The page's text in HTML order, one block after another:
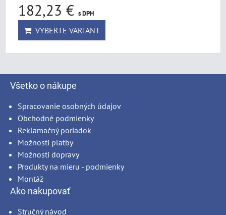
182,23 € s DPH
VYBERTE VARIANT
Všetko o nákupe
Spracovanie osobných údajov
Obchodné podmienky
Reklamačný poriadok
Možnosti platby
Možnosti dopravy
Produkty na mieru - podmienky
Montáž
Ako nakupovať
Stručný návod